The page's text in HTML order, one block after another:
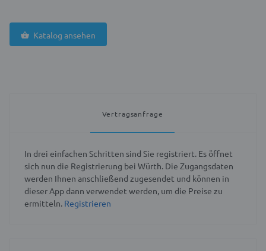
Katalog ansehen
Vertragsanfrage
In drei einfachen Schritten sind Sie registriert. Es öffnet
sich nun die Registrierung bei Würth. Die Zugangsdaten
werden Ihnen anschließend zugesendet und können in
dieser App dann verwendet werden, um die Preise zu
ermitteln. Registrieren